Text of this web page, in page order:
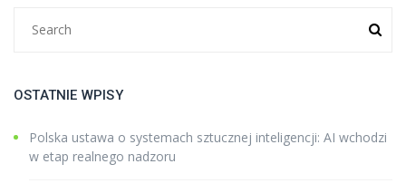
OSTATNIE WPISY
Polska ustawa o systemach sztucznej inteligencji: AI wchodzi
w etap realnego nadzoru